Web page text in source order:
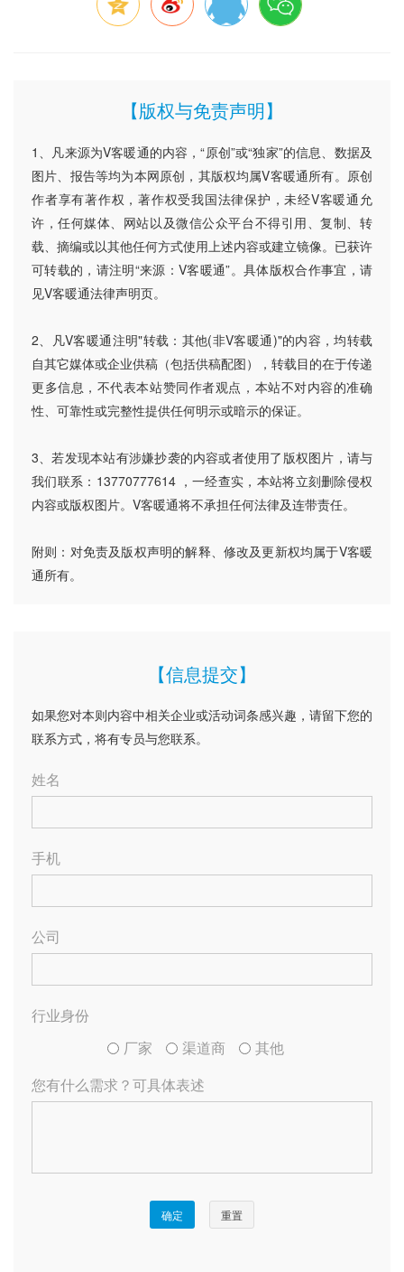
【版权与免责声明】
1、凡来源为V客暖通的内容，“原创”或“独家”的信息、数据及
图片、报告等均为本网原创，其版权均属V客暖通所有。原创
作者享有著作权，著作权受我国法律保护，未经V客暖通允
许，任何媒体、网站以及微信公众平台不得引用、复制、转
载、摘编或以其他任何方式使用上述内容或建立镜像。已获许
可转载的，请注明“来源：V客暖通”。具体版权合作事宜，请
见V客暖通法律声明页。
2、凡V客暖通注明"转载：其他(非V客暖通)"的内容，均转载
自其它媒体或企业供稿（包括供稿配图），转载目的在于传递
更多信息，不代表本站赞同作者观点，本站不对内容的准确
性、可靠性或完整性提供任何明示或暗示的保证。
3、若发现本站有涉嫌抄袭的内容或者使用了版权图片，请与
我们联系：13770777614 ，一经查实，本站将立刻删除侵权
内容或版权图片。V客暖通将不承担任何法律及连带责任。
附则：对免责及版权声明的解释、修改及更新权均属于V客暖
通所有。